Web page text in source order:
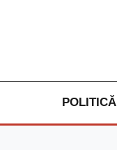
POLITICĂ